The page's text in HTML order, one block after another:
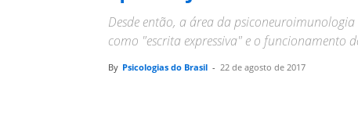
Desde então, a área da
como "escrita expressiva" e o funcionamento
By Psicologias do Brasil - 22 de agosto de 2017